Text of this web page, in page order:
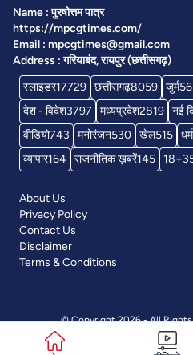
Name : पुरषोत्तम पात्र
https://mpcgtimes.com/
Email : mpcgtimes@gmail.com
Address : गरियाबंद, रायपुर (छत्तीसगढ़)
स्लाइडर17729 छत्तीसगढ़8059 जुर्म
देश - विदेश3797 मध्यप्रदेश2819 नई
वीडियो743 मनोरंजन530 खेल515 धर्म
व्यापार164 राजनीतिक ख़बरें145 18+
About Us
Privacy Policy
Contact Us
Disclaimer
Terms & Conditions
© Copyright 2026 - All